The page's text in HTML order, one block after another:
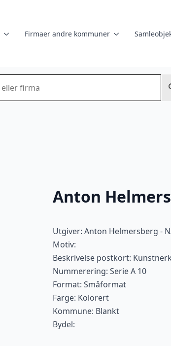
Firmaer andre kommuner
Anton
Utgiver: Anton Helmersberg -
Motiv:
Beskrivelse postkort:
Nummerering: Serie A 10
Format: Småformat
Farge: Kolorert
Kommune: Blankt
Bydel: